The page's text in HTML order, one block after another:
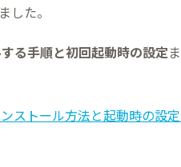
た。
る手順と初回起動時の設定
ストール方法と起動時の設